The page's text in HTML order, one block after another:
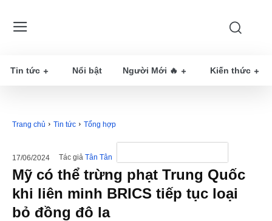
Tin tức Nổi bật Người Mới 🔥 Kiến thức
Trang chủ Tin tức Tổng hợp
17/06/2024 Tác giả Tân Tân
Mỹ có thể trừng phạt Trung Quốc
khi liên minh BRICS tiếp tục loại
bỏ đồng đô la